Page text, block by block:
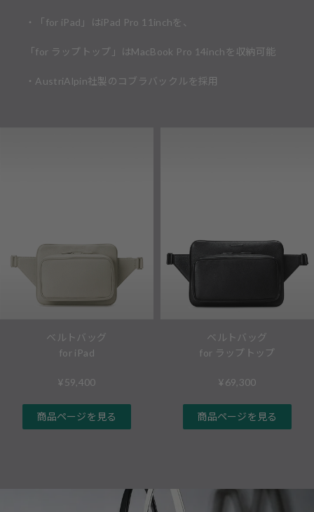
・「for iPad」はiPad Pro 11inchを、
「for ラップトップ」はMacBook Pro 14inchを収納可能
・AustriAlpin社製のコブラバックルを採用
ベルトバッグ
for iPad
¥59,400
商品ページを見る
ベルトバッグ
for ラップトップ
¥69,300
商品ページを見る